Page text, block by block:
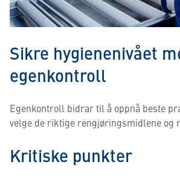
Sikre hygienenivået
egenkontroll
Egenkontroll bidrar til å oppnå beste
velge de riktige rengjøringsmidlene og
Kritiske punkter